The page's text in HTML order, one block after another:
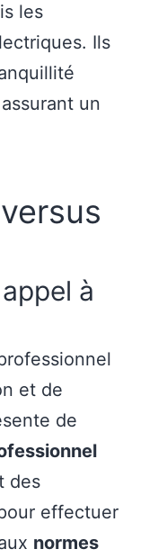
les
Ils
un
à
et de
de
des
effectuer
normes